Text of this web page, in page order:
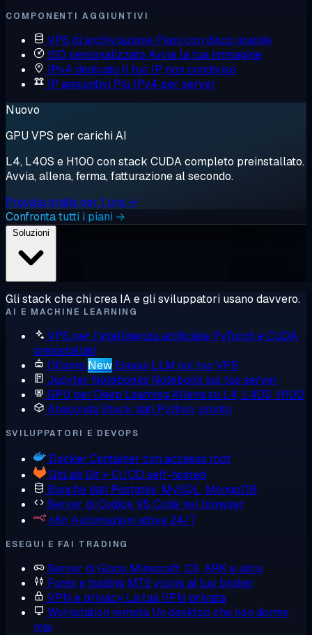
COMPONENTI AGGIUNTIVI
VPS di archiviazione Piani con disco grande
ISO personalizzato Avvia la tua immagine
IPv4 dedicato Il tuo IP, non condiviso
IP aggiuntivi Più IPv4 per server
Nuovo
GPU VPS per carichi AI
L4, L40S e H100 con stack CUDA completo preinstallato.
Avvia, allena, ferma, fatturazione al secondo.
Provala gratis per 1 ora →
Confronta tutti i piani →
Gli stack che chi crea IA e gli sviluppatori usano davvero.
AI E MACHINE LEARNING
VPS per l'intelligenza artificiale PyTorch e CUDA
preinstallati
Ollama New Esegui LLM sul tuo VPS
Jupyter Notebooks Notebook sul tuo server
GPU per Deep Learning Allena su L4, L40S, H100
AnacondaStack dati Python, pronto
SVILUPPATORI E DEVOPS
Docker Container con accesso root
GitLab Git + CI/CD self-hosted
Banche dati Postgres, MySQL, MongoDB
Server di CodiceVS Code nel browser
n8n Automazioni attive 24/7
ESEGUI E FAI TRADING
Server di Gioco Minecraft, CS, ARK e altro
Forex e trading MT5 vicino al tuo broker
VPN e privacy La tua VPN privata
Workstation remota Un desktop che non dorme
mai